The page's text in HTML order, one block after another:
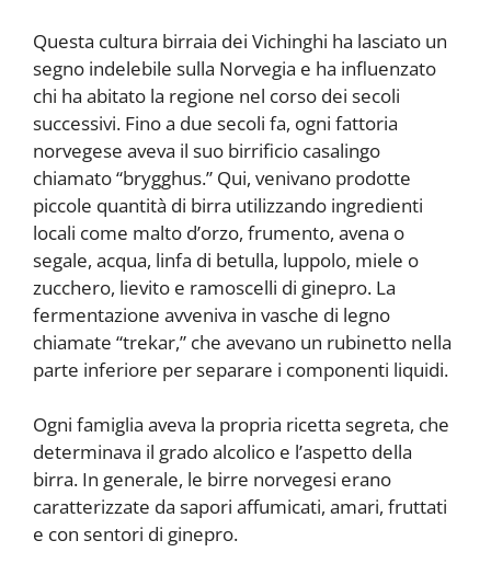
Questa cultura birraia dei Vichinghi ha lasciato un
segno indelebile sulla Norvegia e ha influenzato
chi ha abitato la regione nel corso dei secoli
successivi. Fino a due secoli fa, ogni fattoria
norvegese aveva il suo birrificio casalingo
chiamato “brygghus.” Qui, venivano prodotte
piccole quantità di birra utilizzando ingredienti
locali come malto d’orzo, frumento, avena o
segale, acqua, linfa di betulla, luppolo, miele o
zucchero, lievito e ramoscelli di ginepro. La
fermentazione avveniva in vasche di legno
chiamate “trekar,” che avevano un rubinetto nella
parte inferiore per separare i componenti liquidi.
Ogni famiglia aveva la propria ricetta segreta, che
determinava il grado alcolico e l’aspetto della
birra. In generale, le birre norvegesi erano
caratterizzate da sapori affumicati, amari, fruttati
e con sentori di ginepro.